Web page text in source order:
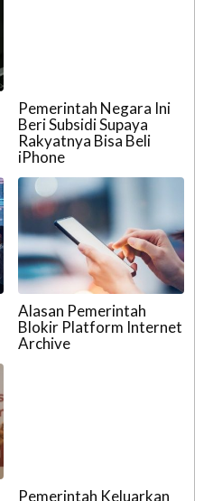
Pemerintah Negara Ini
Beri Subsidi Supaya
Rakyatnya Bisa Beli
iPhone
Alasan Pemerintah
Blokir Platform Internet
Archive
Pemerintah Keluarkan